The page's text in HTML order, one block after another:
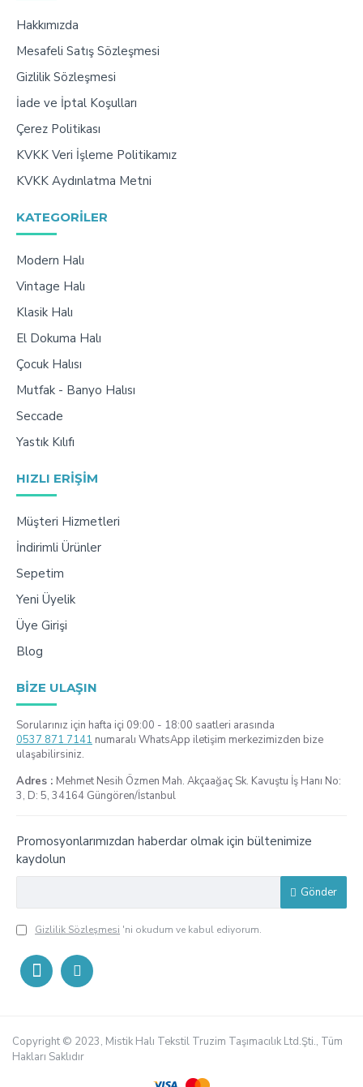
Hakkımızda
Mesafeli Satış Sözleşmesi
Gizlilik Sözleşmesi
İade ve İptal Koşulları
Çerez Politikası
KVKK Veri İşleme Politikamız
KVKK Aydınlatma Metni
KATEGORILER
Modern Halı
Vintage Halı
Klasik Halı
El Dokuma Halı
Çocuk Halısı
Mutfak - Banyo Halısı
Seccade
Yastık Kılıfı
HIZLI ERIŞIM
Müşteri Hizmetleri
İndirimli Ürünler
Sepetim
Yeni Üyelik
Üye Girişi
Blog
BIZE ULAŞIN
Sorularınız için hafta içi 09:00 - 18:00 saatleri arasında
0537 871 7141 numaralı WhatsApp iletişim merkezimizden bize
ulaşabilirsiniz.
Adres : Mehmet Nesih Özmen Mah. Akçaağaç Sk. Kavuştu İş Hanı No:
3, D: 5, 34164 Güngören/İstanbul
Promosyonlarımızdan haberdar olmak için bültenimize
kaydolun
Gönder
Gizlilik Sözleşmesi 'ni okudum ve kabul ediyorum.
Copyright © 2023, Mistik Halı Tekstil Truzim Taşımacılık Ltd.Şti., Tüm
Hakları Saklıdır